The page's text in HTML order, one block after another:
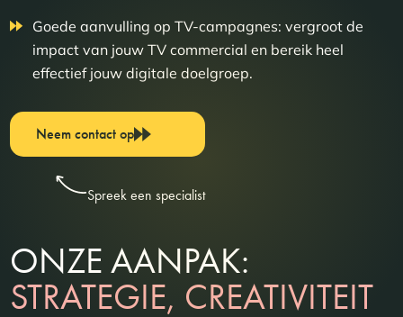
Goede aanvulling op TV-campagnes: vergroot de
impact van jouw TV commercial en bereik heel
effectief jouw digitale doelgroep.
Neem contact op
Spreek een specialist
ONZE AANPAK:
STRATEGIE, CREATIVITEIT